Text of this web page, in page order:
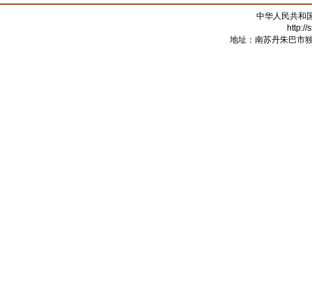
中华人民共和
http://
地址：南苏丹朱巴市